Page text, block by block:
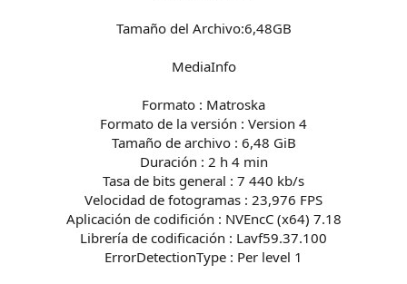
Tamaño del Archivo:6,48GB
MediaInfo
Formato : Matroska
Formato de la versión : Version 4
Tamaño de archivo : 6,48 GiB
Duración : 2 h 4 min
Tasa de bits general : 7 440 kb/s
Velocidad de fotogramas : 23,976 FPS
Aplicación de codifición : NVEncC (x64) 7.18
Librería de codificación : Lavf59.37.100
ErrorDetectionType : Per level 1